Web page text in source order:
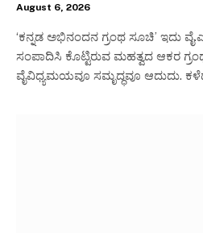
August 6, 2026
‘ಕನ್ನಡ ಅಭಿನಂದನ ಗ್ರಂಥ ಸೂಚಿ’ ಇದು
ಸಂಪಾದಿಸಿ ಕೊಟ್ಟಿರುವ ಮಹತ್ವದ ಆಕರ
ವೈವಿಧ್ಯಮಯವೂ ಸಮೃದ್ಧವೂ ಆದುದು.